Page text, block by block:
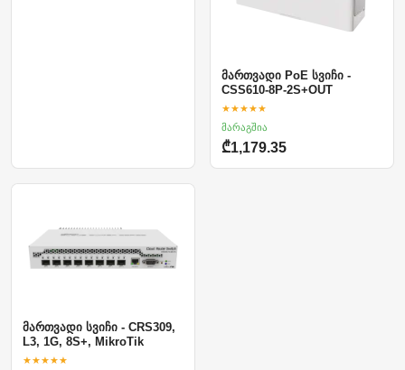
მართვადი PoE სვიჩი -
CSS610-8P-2S+OUT
★★★★★
მარაგშია
₾1,179.35
მართვადი სვიჩი - CRS309,
L3, 1G, 8S+, MikroTik
★★★★★